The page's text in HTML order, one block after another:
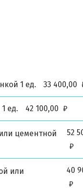
1 ед. 33 400,00
ед. 42 100,00 ₽
цементной
52
₽
или
40
₽